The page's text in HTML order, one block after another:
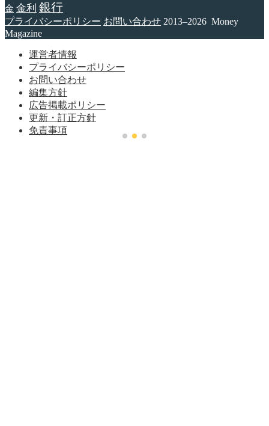
金 金利 銀行
プライバシーポリシー お問い合わせ 2013–2026 Money
Magazine
運営者情報
プライバシーポリシー
お問い合わせ
編集方針
広告掲載ポリシー
更新・訂正方針
免責事項